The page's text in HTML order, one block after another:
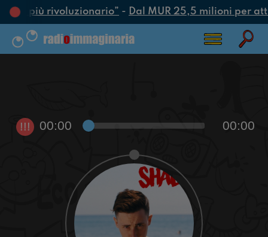
più rivoluzionario”- Dal MUR 25,5 milioni per
!!! 00:00 00:00